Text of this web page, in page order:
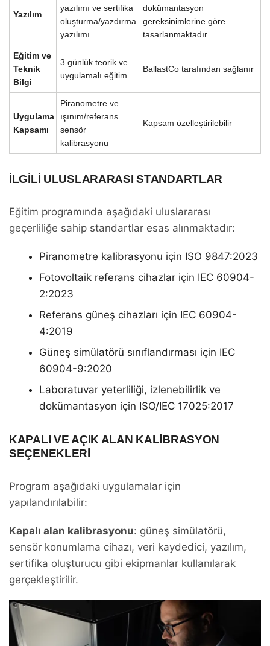
Yazılım
yazılımı ve sertifika
oluşturma/yazdırma
yazılımı
dokümantasyon
gereksinimlerine göre
tasarlanmaktadır
Eğitim ve
Teknik
Bilgi
3 günlük teorik ve
uygulamalı eğitim
BallastCo tarafından sağlanır
Uygulama
Kapsamı
Piranometre ve
ışınım/referans
sensör
kalibrasyonu
Kapsam özelleştirilebilir
İLGILI ULUSLARARASI STANDARTLAR
Eğitim programında aşağıdaki uluslararası
geçerliliğe sahip standartlar esas alınmaktadır:
Piranometre kalibrasyonu için ISO 9847:2023
Fotovoltaik referans cihazlar için IEC 60904-
2:2023
Referans güneş cihazları için IEC 60904-
4:2019
Güneş simülatörü sınıflandırması için IEC
60904-9:2020
Laboratuvar yeterliliği, izlenebilirlik ve
dokümantasyon için ISO/IEC 17025:2017
KAPALI VE AÇIK ALAN KALIBRASYON
SEÇENEKLERI
Program aşağıdaki uygulamalar için
yapılandırılabilir:
Kapalı alan kalibrasyonu: güneş simülatörü,
sensör konumlama cihazı, veri kaydedici, yazılım,
sertifika oluşturucu gibi ekipmanlar kullanılarak
gerçekleştirilir.